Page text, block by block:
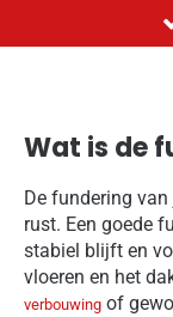
Al
Wat is de
De fundering
rust. Een goede
stabiel blijft en
vloeren en het
verbouwing of